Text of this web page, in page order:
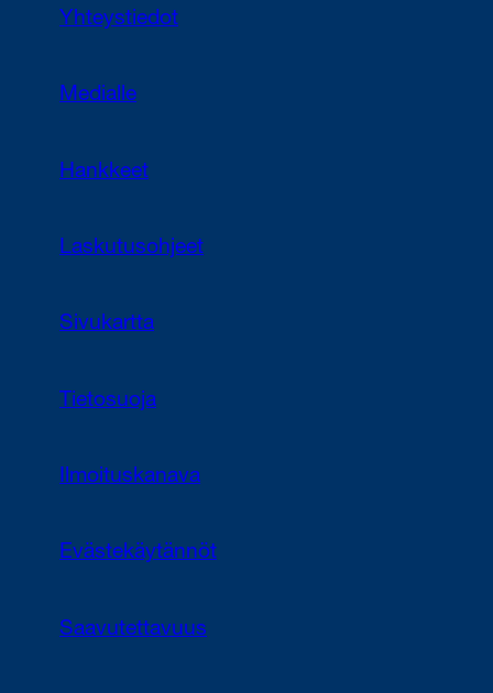
Yhteystiedot
Medialle
Hankkeet
Laskutusohjeet
Sivukartta
Tietosuoja
Ilmoituskanava
Evästekäytännöt
Saavutettavuus